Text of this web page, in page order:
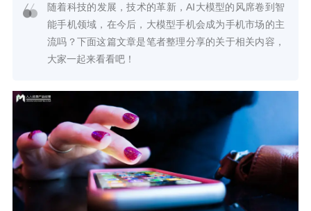
随着科技的发展，技术的革新，AI大模型的风席卷到智
能手机领域，在今后，大模型手机会成为手机市场的主
流吗？下面这篇文章是笔者整理分享的关于相关内容，
大家一起来看看吧！